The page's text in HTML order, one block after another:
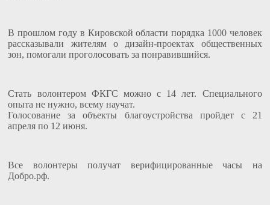
В прошлом году в Кировской области порядка 1000 человек
рассказывали жителям о дизайн-проектах общественных
зон, помогали проголосовать за понравившийся.
Стать волонтером ФКГС можно с 14 лет. Специального
опыта не нужно, всему научат.
Голосование за объекты благоустройства пройдет с 21
апреля по 12 июня.
Все волонтеры получат верифицированные часы на
Добро.pф.